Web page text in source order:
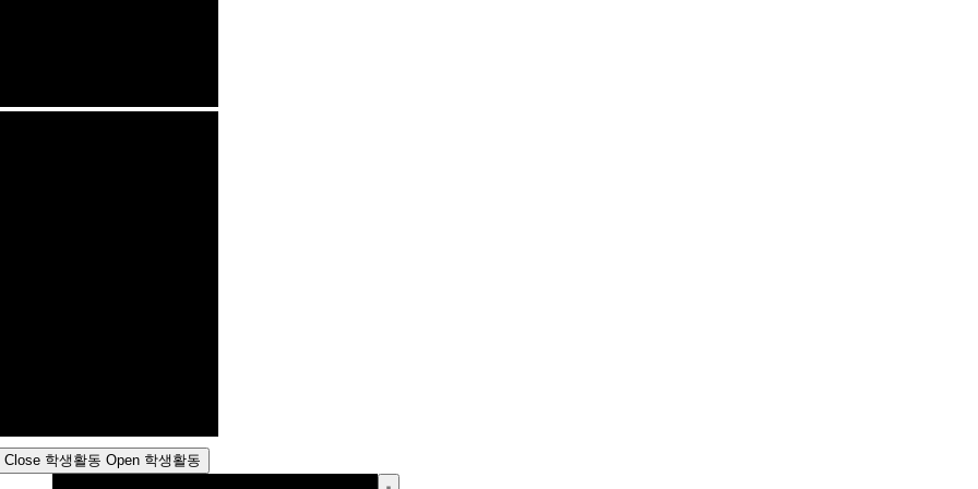
Close 학생활동 Open 학생활동